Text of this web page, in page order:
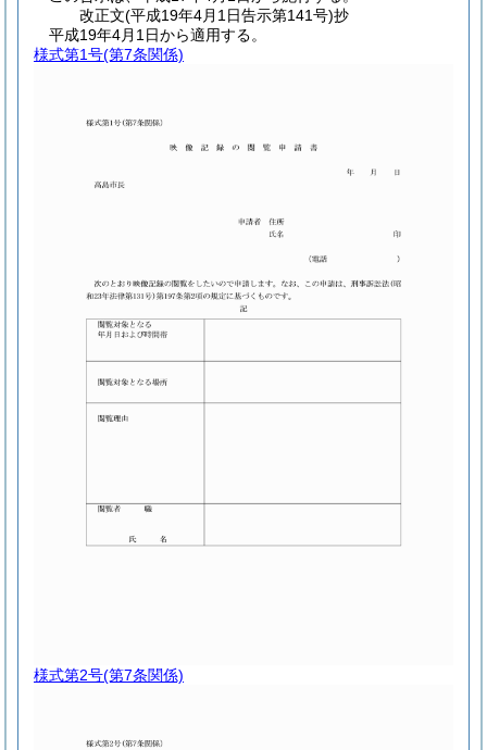
改正文(平成19年4月1日告示第141号)抄
平成19年4月1日から適用する。
様式第1号(第7条関係)
様式第2号(第7条関係)